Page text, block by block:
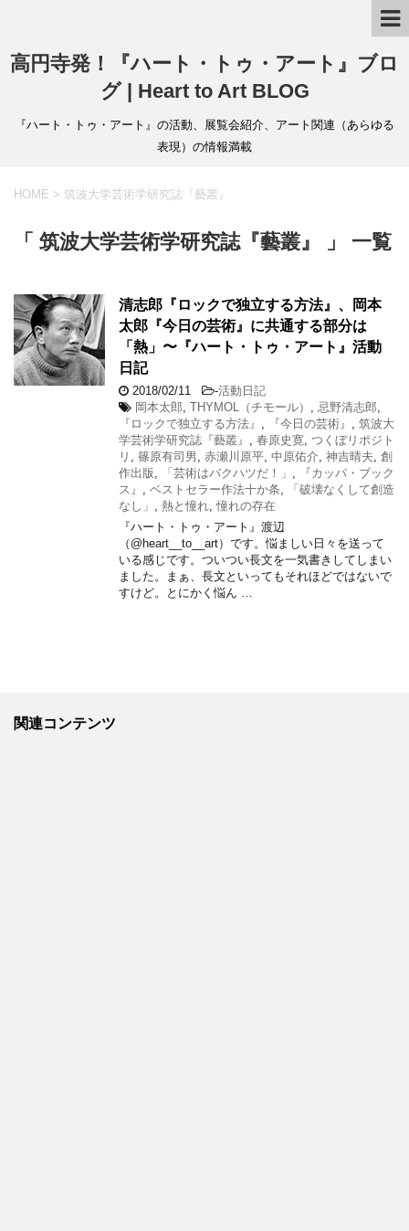
高円寺発！『ハート・トゥ・アート』ブロ
グ | Heart to Art BLOG
『ハート・トゥ・アート』の活動、展覧会紹介、アート関連（あらゆる
表現）の情報満載
HOME > 筑波大学芸術学研究誌『藝叢』
「 筑波大学芸術学研究誌『藝叢』 」 一覧
清志郎『ロックで独立する方法』、岡本
太郎『今日の芸術』に共通する部分は
「熱」〜『ハート・トゥ・アート』活動
日記
2018/02/11 -活動日記
岡本太郎 THYMOL（チモール） 忌野清志郎
『ロックで独立する方法』
『今日の芸術』
筑波大
学芸術学研究誌『藝叢』
春原史寛 つくぼリポジト
リ
篠原有司男 赤瀬川原平 中原佑介 神吉晴夫 創
作出版
「芸術はバクハツだ！」
『カッパ・ブック
ス』
ベストセラー作法十か条
「破壊なくして創造
なし」
熱と憧れ 憧れの存在
『ハート・トゥ・アート』渡辺
（@heart__to__art）です。悩ましい日々を送って
いる感じです。ついつい長文を一気書きしてしまい
ました。まぁ、長文といってもそれほどではないで
すけど。とにかく悩ん …
関連コンテンツ